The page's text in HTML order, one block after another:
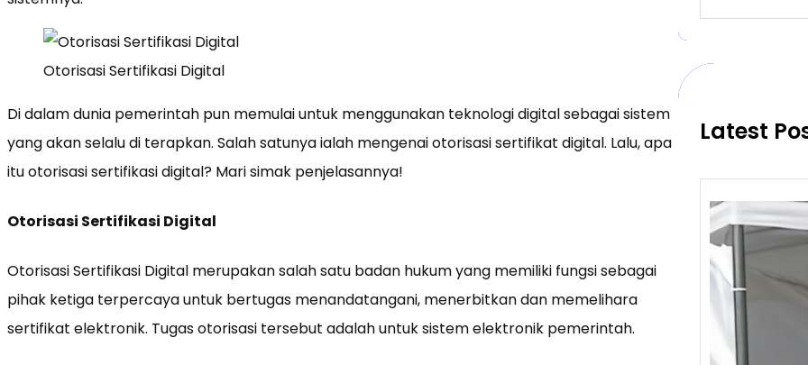
Otorisasi Sertifikasi Digital
Di dalam dunia pemerintah pun memulai untuk menggunakan teknologi digital sebagai sistem
yang akan selalu di terapkan. Salah satunya ialah mengenai otorisasi sertifikat digital. Lalu, apa
itu otorisasi sertifikasi digital? Mari simak penjelasannya!
Otorisasi Sertifikasi Digital
Otorisasi Sertifikasi Digital merupakan salah satu badan hukum yang memiliki fungsi sebagai
pihak ketiga terpercaya untuk bertugas menandatangani, menerbitkan dan memelihara
sertifikat elektronik. Tugas otorisasi tersebut adalah untuk sistem elektronik pemerintah.
a
c
Latest